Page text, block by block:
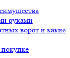
руками
ворот и какие